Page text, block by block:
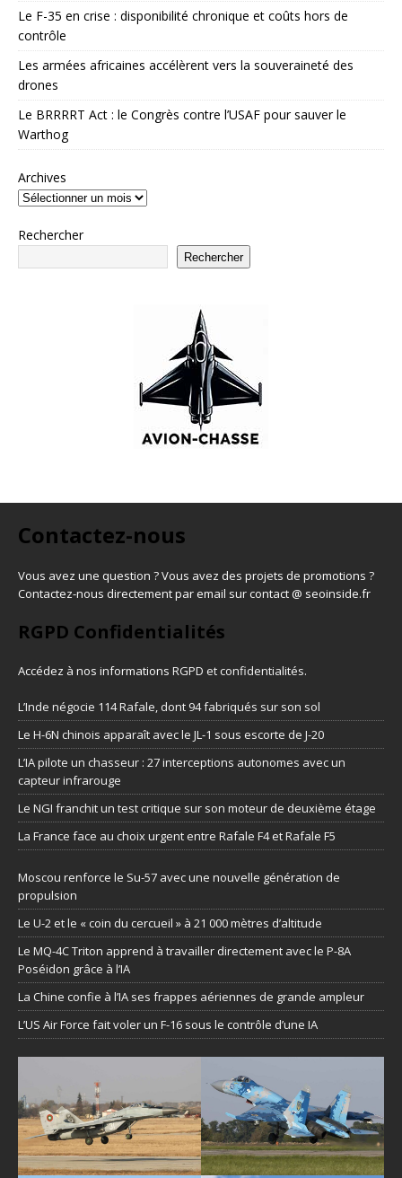
Le F-35 en crise : disponibilité chronique et coûts hors de
contrôle
Les armées africaines accélèrent vers la souveraineté des
drones
Le BRRRRT Act : le Congrès contre l’USAF pour sauver le
Warthog
Archives
Rechercher
Rechercher
Contactez-nous
Vous avez une question ? Vous avez des projets de promotions ?
Contactez-nous directement par email sur contact @ seoinside.fr
RGPD Confidentialités
Accédez à nos informations RGPD et confidentialités.
L’Inde négocie 114 Rafale, dont 94 fabriqués sur son sol
Le H-6N chinois apparaît avec le JL-1 sous escorte de J-20
L’IA pilote un chasseur : 27 interceptions autonomes avec un
capteur infrarouge
Le NGI franchit un test critique sur son moteur de deuxième étage
La France face au choix urgent entre Rafale F4 et Rafale F5
Moscou renforce le Su-57 avec une nouvelle génération de
propulsion
Le U-2 et le « coin du cercueil » à 21 000 mètres d’altitude
Le MQ-4C Triton apprend à travailler directement avec le P-8A
Poséidon grâce à l’IA
La Chine confie à l’IA ses frappes aériennes de grande ampleur
L’US Air Force fait voler un F-16 sous le contrôle d’une IA